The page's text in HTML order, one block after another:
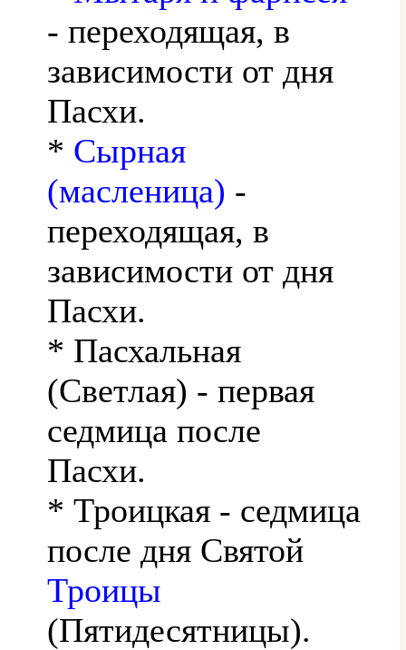
- переходящая, в
зависимости от дня
Пасхи.
* Сырная
(масленица) -
переходящая, в
зависимости от дня
Пасхи.
* Пасхальная
(Светлая) - первая
седмица после
Пасхи.
* Троицкая - седмица
после дня Святой
Троицы
(Пятидесятницы).